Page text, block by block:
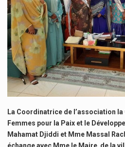
La Coordinatrice de l’association
Femmes pour la Paix et le
Mahamat Djiddi et Mme Massal
échange avec Mme le Maire de la